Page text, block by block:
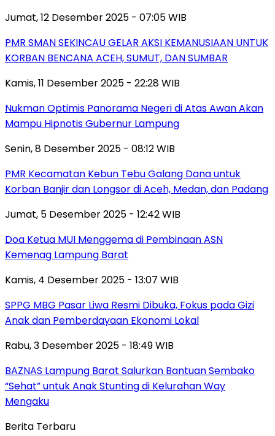
Jumat, 12 Desember 2025 - 07:05 WIB
PMR SMAN SEKINCAU GELAR AKSI KEMANUSIAAN UNTUK
KORBAN BENCANA ACEH, SUMUT, DAN SUMBAR
Kamis, 11 Desember 2025 - 22:28 WIB
Nukman Optimis Panorama Negeri di Atas Awan Akan
Mampu Hipnotis Gubernur Lampung
Senin, 8 Desember 2025 - 08:12 WIB
PMR Kecamatan Kebun Tebu Galang Dana untuk
Korban Banjir dan Longsor di Aceh, Medan, dan Padang
Jumat, 5 Desember 2025 - 12:42 WIB
Doa Ketua MUI Menggema di Pembinaan ASN
Kemenag Lampung Barat
Kamis, 4 Desember 2025 - 13:07 WIB
SPPG MBG Pasar Liwa Resmi Dibuka, Fokus pada Gizi
Anak dan Pemberdayaan Ekonomi Lokal
Rabu, 3 Desember 2025 - 18:49 WIB
BAZNAS Lampung Barat Salurkan Bantuan Sembako
“Sehat” untuk Anak Stunting di Kelurahan Way
Mengaku
Berita Terbaru